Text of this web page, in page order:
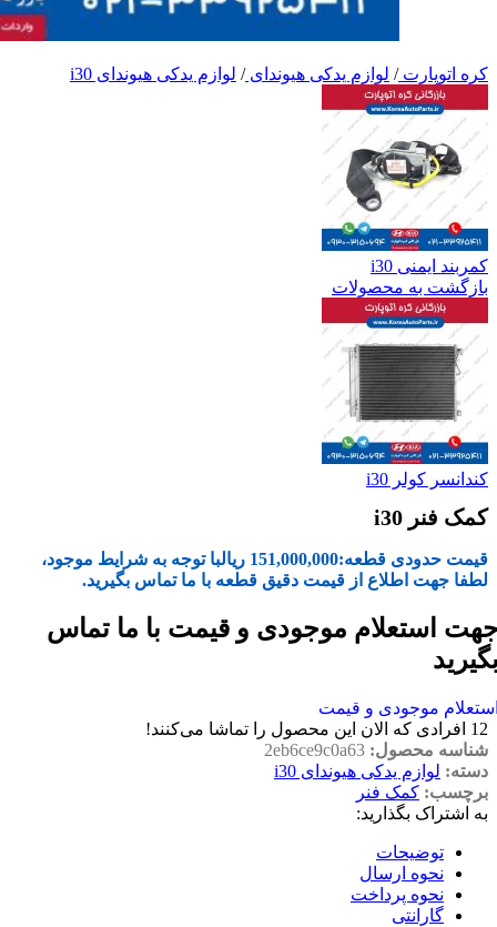
کره اتوپارت/ لوازم یدکی هیوندای/ لوازم یدکی هیوندای i30
کمربند ایمنی i30
بازگشت به محصولات
کندانسر کولر i30
کمک فنر i30
قیمت حدودی قطعه:151,000,000 ریالبا توجه به شرایط موجود،
لطفا جهت اطلاع از قیمت دقیق قطعه با ما تماس بگیرید.
استعلام موجودی و قیمت با ما تماس
موجودی و قیمت
12 افرادی که الان این محصول را تماشا می‌کنند!
شناسه محصول: 2eb6ce9c0a63
دسته: لوازم یدکی هیوندای i30
برچسب: کمک فنر
به اشتراک بگذارید:
توضیحات
نحوه ارسال
نحوه پرداخت
گارانتی